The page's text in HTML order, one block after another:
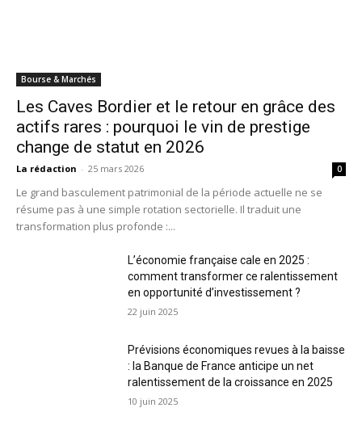
Bourse & Marchés
Les Caves Bordier et le retour en grâce des
actifs rares : pourquoi le vin de prestige
change de statut en 2026
La rédaction - 25 mars 2026 0
Le grand basculement patrimonial de la période actuelle ne se
résume pas à une simple rotation sectorielle. Il traduit une
transformation plus profonde :...
L’économie française cale en 2025 :
comment transformer ce ralentissement
en opportunité d’investissement ?
22 juin 2025
Prévisions économiques revues à la baisse
: la Banque de France anticipe un net
ralentissement de la croissance en 2025
10 juin 2025